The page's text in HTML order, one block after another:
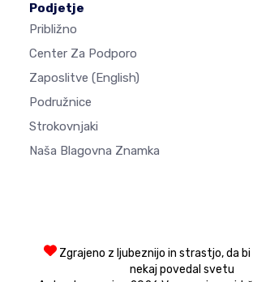
Podjetje
Približno
Center Za Podporo
Zaposlitve (English)
Podružnice
Strokovnjaki
Naša Blagovna Znamka
Zgrajeno z ljubeznijo in strastjo, da bi
nekaj povedal svetu